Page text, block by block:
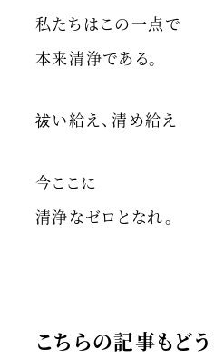
私たちはこの一点で
本来清浄である。
祓い給え、清め給え
今ここに
清浄なゼロとなれ。
こちらの記事もど